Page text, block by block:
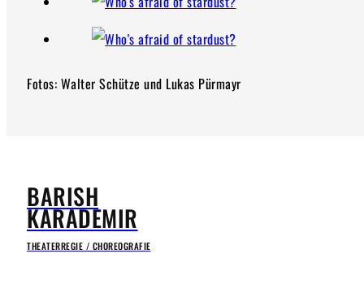
Fotos: Walter Schütze und Lukas Pürmayr
BARISH
KARADEMIR
THEATERREGIE / CHOREOGRAFIE